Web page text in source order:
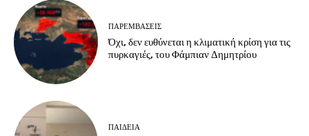
ΠΑΡΕΜΒΑΣΕΙΣ
Όχι, δεν ευθύνεται η κλιματική κρίση για τις
πυρκαγιές, του Φάμπιαν Δημητρίου
ΠΑΙΔΕΙΑ